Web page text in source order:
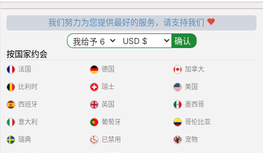
我们努力为您提供最好的服务，请支持我们
按国家约会
法国
比利时
西班牙
意大利
瑞典
德国
瑞士
英国
葡萄牙
已禁用
加拿大
美国
墨西哥
哥伦比亚
宠物